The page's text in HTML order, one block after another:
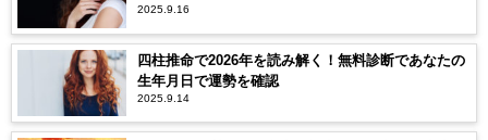
2025.9.16
四柱推命で2026年を読み解く！無料診断であなたの
生年月日で運勢を確認
2025.9.14